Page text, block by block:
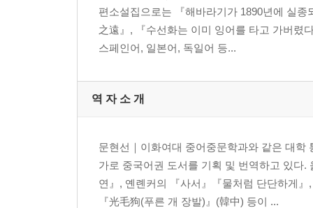
편소설집으로는 『해바라기가 1890년에 실
之遠』, 『수선화는 이미 잉어를 타고 가버렸
스페인어, 일본어, 독일어 등...
역 자 소 개
문현선｜이화여대 중어중문학과와 같은 대
가로 중국어권 도서를 기획 및 번역하고 있다
연』, 옌롄커의 『사서』『물처럼 단단하게
『光毛狗(푸른 개 장발)』(韓中) 등이 ...